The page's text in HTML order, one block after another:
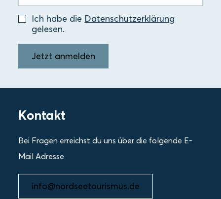
Ich habe die Datenschutzerklärung
gelesen.
Jetzt anmelden
Kontakt
Bei Fragen erreichst du uns über die folgende E-
Mail Adresse
info@nordseetourismus.de